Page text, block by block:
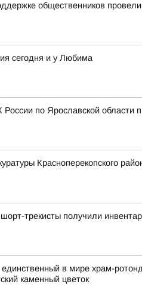
общественников
сегодня и у Любима
по Ярославской области
Красноперекопского
трекисты получили
в мире храм-
каменный цветок